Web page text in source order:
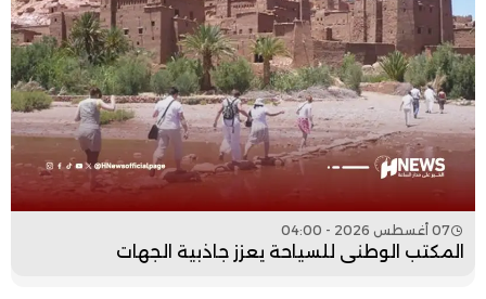
07 أغسطس 2026 - 04:00
المكتب الوطني للسياحة يعزز جاذبية الجهات